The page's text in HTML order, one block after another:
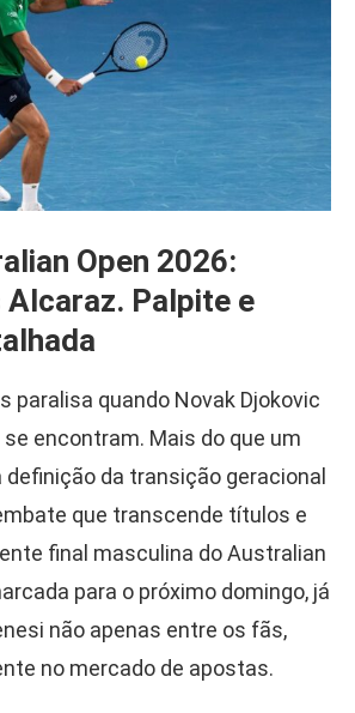
Open 2026:
Alcaraz. Palpite e
paralisa quando Novak Djokovic
encontram. Mais do que um
definição da transição geracional
que transcende títulos e
final masculina do Australian
para o próximo domingo, já
não apenas entre os fãs,
no mercado de apostas.